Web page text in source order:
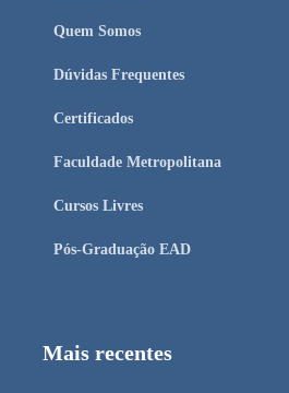
Quem Somos
Dúvidas Frequentes
Certificados
Faculdade Metropolitana
Cursos Livres
Pós-Graduação EAD
Mais recentes